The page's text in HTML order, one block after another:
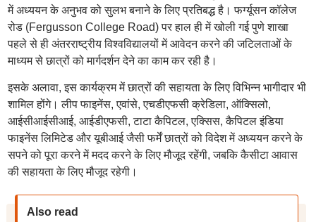
में अध्ययन के अनुभव को सुलभ बनाने के लिए प्रतिबद्ध है। फर्ग्यूसन कॉलेज
रोड (Fergusson College Road) पर हाल ही में खोली गई पुणे शाखा
पहले से ही अंतरराष्ट्रीय विश्वविद्यालयों में आवेदन करने की जटिलताओं के
माध्यम से छात्रों को मार्गदर्शन देने का काम कर रही है।
इसके अलावा, इस कार्यक्रम में छात्रों की सहायता के लिए विभिन्न भागीदार भी
शामिल होंगे। लीप फाइनेंस, एवांसे, एचडीएफसी क्रेडिला, ऑक्सिलो,
आईसीआईसीआई, आईडीएफसी, टाटा कैपिटल, एक्सिस, कैपिटल इंडिया
फाइनेंस लिमिटेड और यूबीआई जैसी फर्में छात्रों को विदेश में अध्ययन करने के
सपने को पूरा करने में मदद करने के लिए मौजूद रहेंगी, जबकि कैसीटा आवास
की सहायता के लिए मौजूद रहेगी।
Also read